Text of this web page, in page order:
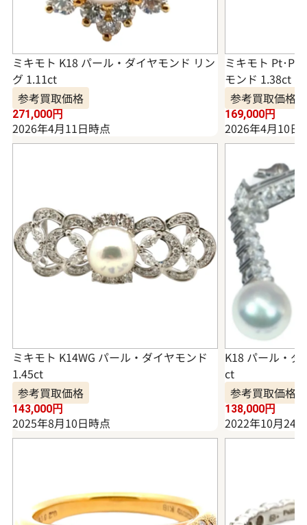
ミキモト K18 パール・ダイヤモンド リン
グ 1.11ct
参考買取価格
271,000円
2026年4月11日時点
ミキモト Pt･
モンド 1.38ct
参考買取価格
169,000円
2026年4月10日
ミキモト K14WG パール・ダイヤモンド
1.45ct
参考買取価格
143,000円
2025年8月10日時点
K18 パール・ダ
ct
参考買取価格
138,000円
2022年10月24